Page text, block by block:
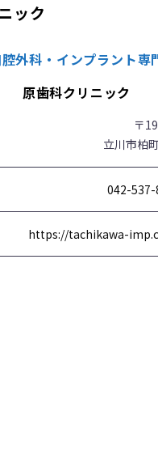
ック
腔外科・インプラント専
原歯科クリニック
〒
立川市柏
042-537-
https://tachikawa-